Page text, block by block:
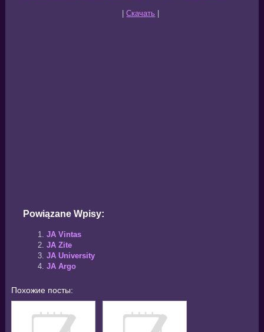
|Скачать
Powiązane Wpisy:
JA Vintas
JA Zite
JA University
JA Argo
Похожие посты: